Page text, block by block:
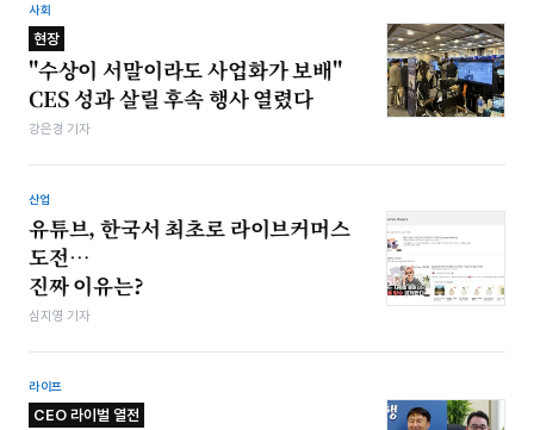
사회
현장
"수상이 서말이라도 사업화가 보배"
CES 성과 살릴 후속 행사 열렸다
강은경 기자
산업
유튜브, 한국서 최초로 라이브커머스
도전…
진짜 이유는?
심지영 기자
라이프
CEO 라이벌 열전